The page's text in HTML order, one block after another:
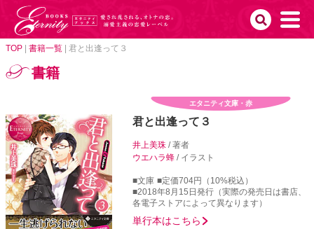
TOP 書籍一覧 君と出逢って３
書籍
エタニティ文庫・赤
君と出逢って３
井上美珠/ 著者
ウエハラ蜂 / イラスト
■文庫 ■定価704円（10%税込）
■2018年8月15日発行（実際の発売日は書店、
各電子ストアによって異なります）
単行本はこちら